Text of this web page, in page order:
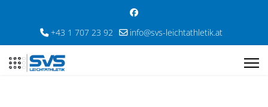
+43 1 707 23 92 info@svs-leichtathletik.at